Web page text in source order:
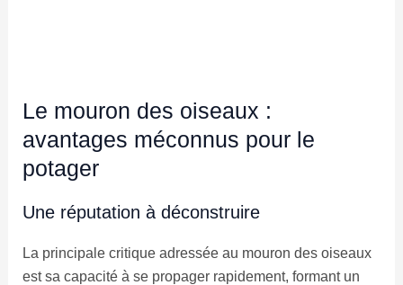
Le mouron des oiseaux :
avantages méconnus pour le
potager
Une réputation à déconstruire
La principale critique adressée au mouron des oiseaux
est sa capacité à se propager rapidement, formant un